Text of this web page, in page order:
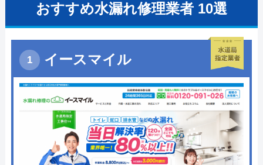
おすすめ水漏れ修理業者 10選
イースマイル